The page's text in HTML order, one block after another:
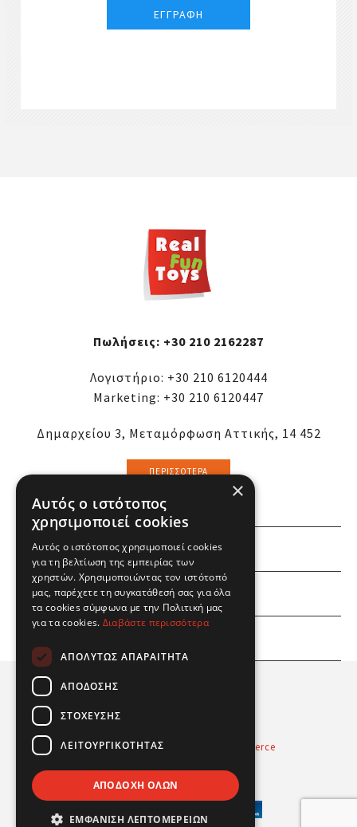
Πωλήσεις: +30 210 2162287
Λογιστήριο: +30 210 6120444
Marketing: +30 210 6120447
Δημαρχείου 3, Μεταμόρφωση Αττικής, 14 452
ΠΕΡΙΣΣΌΤΕΡΑ
ΕΜΕΙΣ
ΕΣΕΙΣ
Powered byRadicode
nopCommerce
×
Αυτός ο ιστότοπος
χρησιμοποιεί cookies
Αυτός ο ιστότοπος χρησιμοποιεί cookies
για τη βελτίωση της εμπειρίας των
χρηστών. Χρησιμοποιώντας τον ιστότοπό
μας, παρέχετε τη συγκατάθεσή σας για όλα
τα cookies σύμφωνα με την Πολιτική μας
για τα cookies. Διαβάστε περισσότερα
ΑΠΟΛΎΤΩΣ ΑΠΑΡΑΊΤΗΤΑ
ΑΠΌΔΟΣΗΣ
ΣΤΌΧΕΥΣΗΣ
ΛΕΙΤΟΥΡΓΙΚΌΤΗΤΑΣ
ΑΠΟΔΟΧΉ ΌΛΩΝ
ΕΜΦΆΝΙΣΗ ΛΕΠΤΟΜΕΡΕΙΏΝ